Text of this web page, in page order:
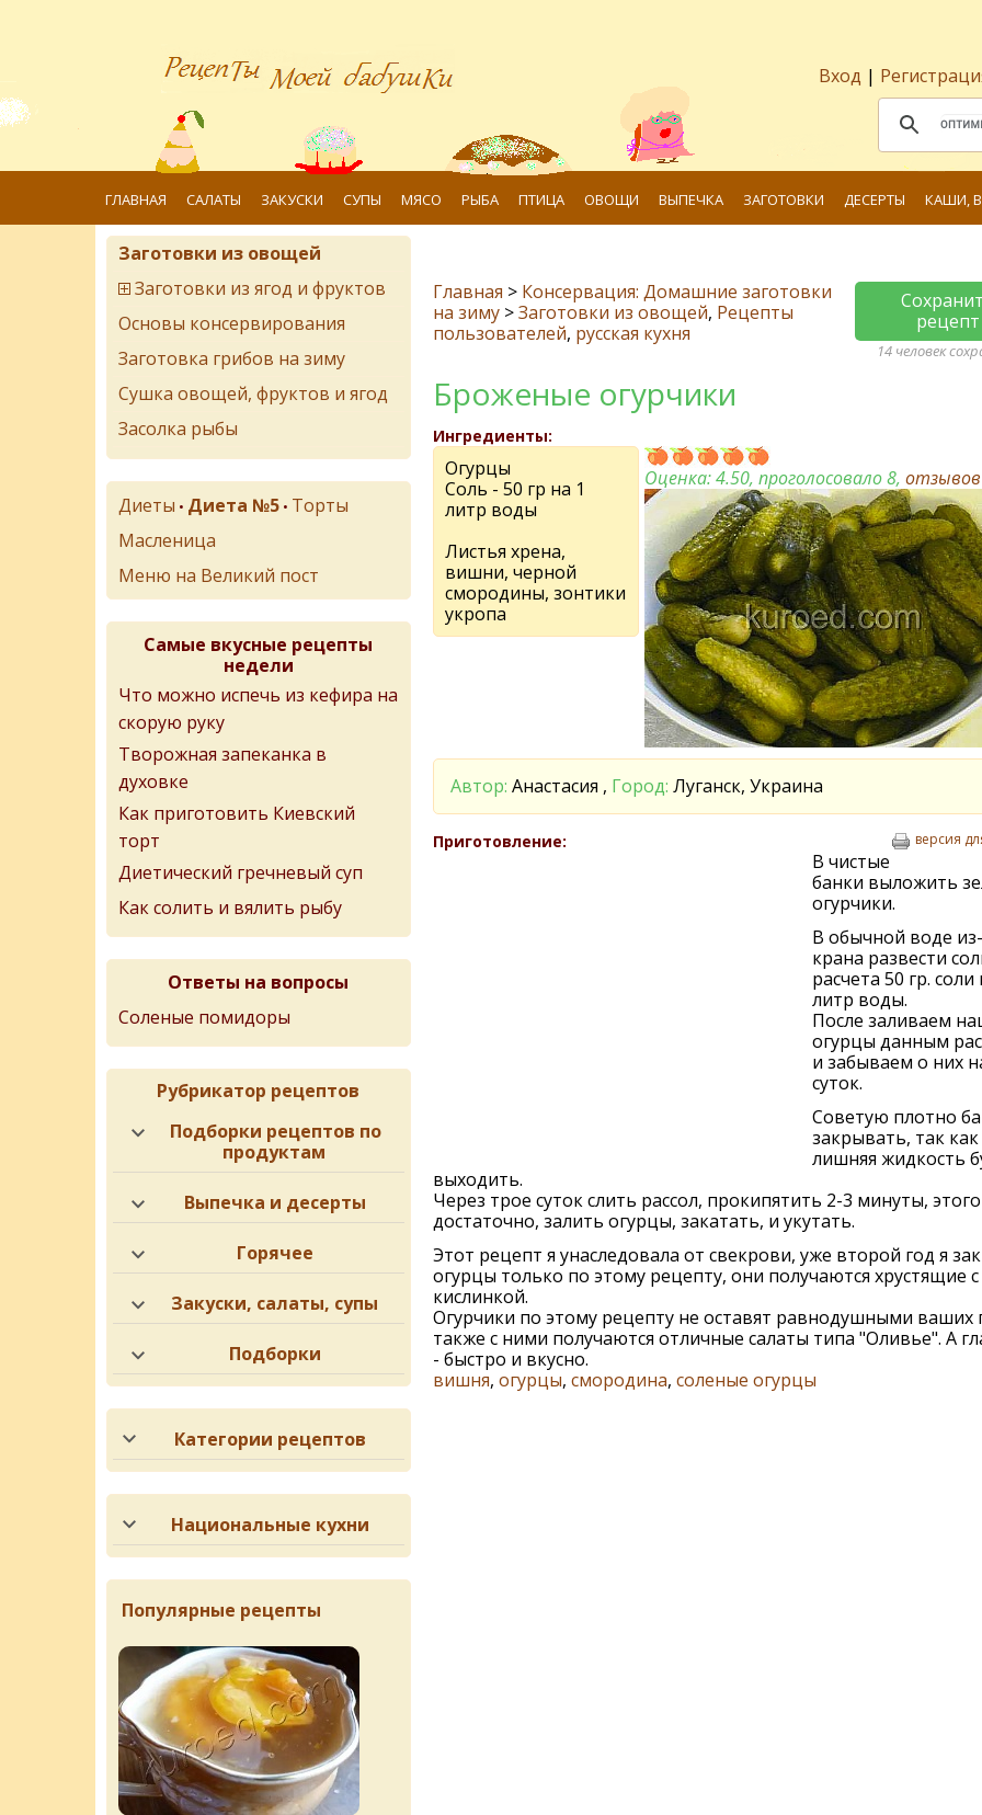
Вход |
ГЛАВНАЯ САЛАТЫ ЗАКУСКИ СУПЫ МЯСО РЫБА ПТИЦА ОВОЩИ ВЫПЕЧКА ЗАГОТОВКИ ДЕСЕРТЫ КАШИ,
Главная > Консервация: Домашние заготовки
на зиму>Заготовки из овощей, Рецепты
пользователей, русская кухня
рецепт
14 человек
Броженые огурчики
Ингредиенты:
Огурцы
Соль - 50 гр на 1
литр воды
Листья хрена,
вишни, черной
смородины, зонтики
укропа
Оценка:4.50, проголосовало 8,
Автор: Анастасия , Город: Луганск, Украина
Приготовление: версия
В чистые
банки выложить
огурчики.
В обычной воде
крана развести
расчета 50 гр. соли
литр воды.
После заливаем
огурцы данным
и забываем о них
суток.
Советую плотно
закрывать, так как
лишняя жидкость
выходить.
Через трое суток слить рассол, прокипятить 2-3 минуты, этого
достаточно, залить огурцы, закатать, и укутать.
Этот рецепт я унаследовала от свекрови, уже второй год я
огурцы только по этому рецепту, они получаются хрустящие с
кислинкой.
Огурчики по этому рецепту не оставят равнодушными ваших
также с ними получаются отличные салаты типа "Оливье". А
- быстро и вкусно.
вишня, огурцы, смородина, соленые огурцы
Заготовки из овощей
Заготовки из ягод и фруктов
Основы консервирования
Заготовка грибов на зиму
Сушка овощей, фруктов и ягод
Засолка рыбы
Диеты • Диета №5 • Торты
Масленица
Меню на Великий пост
Самые вкусные рецепты
недели
Что можно испечь из кефира на
скорую руку
Творожная запеканка в
духовке
Как приготовить Киевский
торт
Диетический гречневый суп
Как солить и вялить рыбу
Ответы на вопросы
Соленые помидоры
Рубрикатор рецептов
Подборки рецептов по
продуктам
Выпечка и десерты
Горячее
Закуски, салаты, супы
Подборки
Категории рецептов
Национальные кухни
Популярные рецепты